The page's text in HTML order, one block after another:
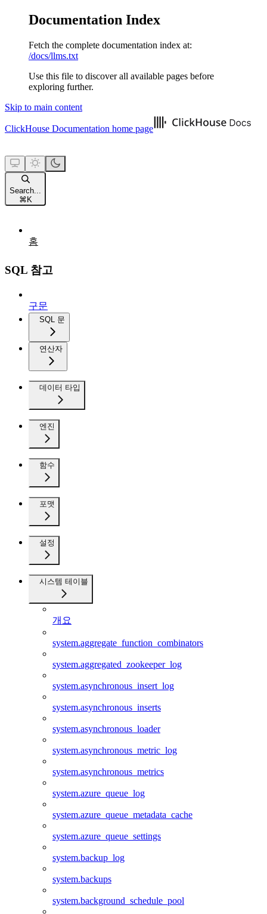
Documentation Index
Fetch the complete documentation index at:
/docs/llms.txt
Use this file to discover all available pages before
exploring further.
Skip to main content
ClickHouse Documentation home page
Search...
⌘ K
홈
SQL 참고
구문
SQL 문
연산자
데이터 타입
엔진
함수
포맷
설정
시스템 테이블
개요
system.aggregate_function_combinators
system.aggregated_zookeeper_log
system.asynchronous_insert_log
system.asynchronous_inserts
system.asynchronous_loader
system.asynchronous_metric_log
system.asynchronous_metrics
system.azure_queue_log
system.azure_queue_metadata_cache
system.azure_queue_settings
system.backup_log
system.backups
system.background_schedule_pool